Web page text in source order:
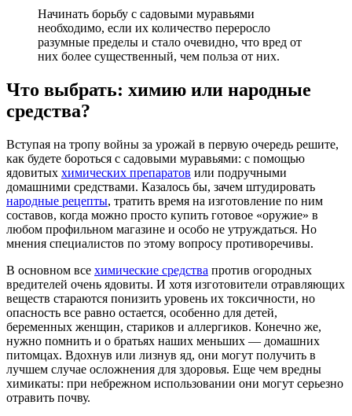
Начинать борьбу с садовыми муравьями
необходимо, если их количество переросло
разумные пределы и стало очевидно, что вред от
них более существенный, чем польза от них.
Что выбрать: химию или народные
средства?
Вступая на тропу войны за урожай в первую очередь решите,
как будете бороться с садовыми муравьями: с помощью
ядовитых химических препаратов или подручными
домашними средствами. Казалось бы, зачем штудировать
народные рецепты, тратить время на изготовление по ним
составов, когда можно просто купить готовое «оружие» в
любом профильном магазине и особо не утруждаться. Но
мнения специалистов по этому вопросу противоречивы.
В основном все химические средства против огородных
вредителей очень ядовиты. И хотя изготовители отравляющих
веществ стараются понизить уровень их токсичности, но
опасность все равно остается, особенно для детей,
беременных женщин, стариков и аллергиков. Конечно же,
нужно помнить и о братьях наших меньших ― домашних
питомцах. Вдохнув или лизнув яд, они могут получить в
лучшем случае осложнения для здоровья. Еще чем вредны
химикаты: при небрежном использовании они могут серьезно
отравить почву.